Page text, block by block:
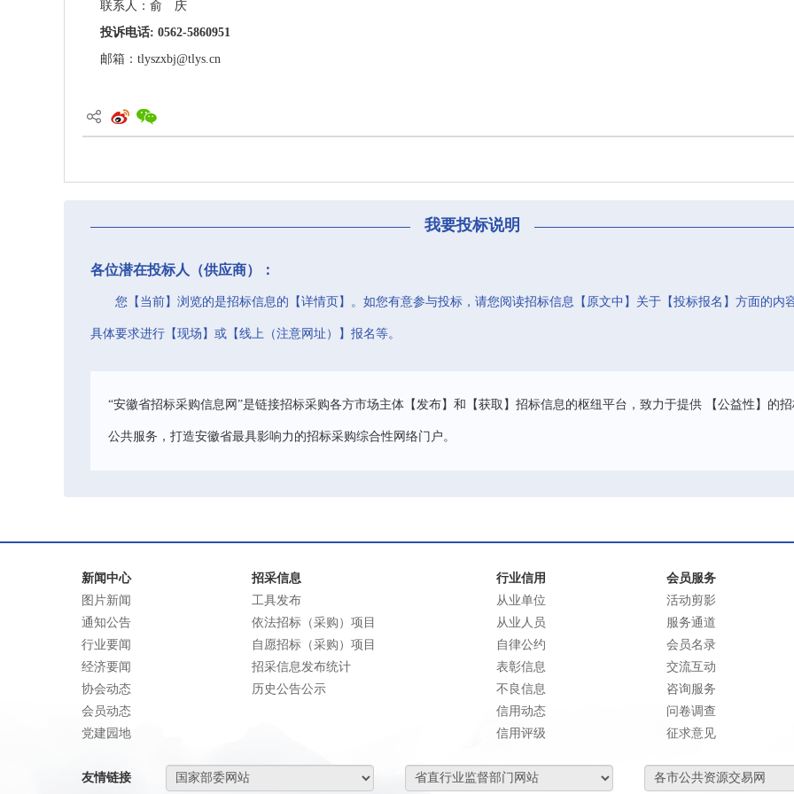
联系人：俞 庆
投诉电话: 0562-5860951
邮箱：tlyszxbj@tlys.cn
我要投标说明
各位潜在投标人（供应商）：
您【当前】浏览的是招标信息的【详情页】。如您有意参与投标，请您阅读招标信息【原文中】关于【投标报名】方面的内
具体要求进行【现场】或【线上（注意网址）】报名等。
“安徽省招标采购信息网”是链接招标采购各方市场主体【发布】和【获取】招标信息的枢纽平台，致力于提供 【公益性】的
公共服务，打造安徽省最具影响力的招标采购综合性网络门户。
新闻中心
图片新闻
通知公告
行业要闻
经济要闻
协会动态
会员动态
党建园地
招采信息
工具发布
依法招标（采购）项目
自愿招标（采购）项目
招采信息发布统计
历史公告公示
行业信用
从业单位
从业人员
自律公约
表彰信息
不良信息
信用动态
信用评级
会员服务
活动剪影
服务通道
会员名录
交流互动
咨询服务
问卷调查
征求意见
友情链接